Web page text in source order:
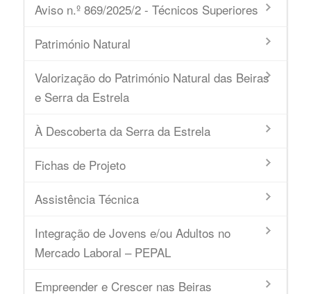
Aviso n.º 869/2025/2 - Técnicos Superiores
Património Natural
Valorização do Património Natural das Beiras
e Serra da Estrela
À Descoberta da Serra da Estrela
Fichas de Projeto
Assistência Técnica
Integração de Jovens e/ou Adultos no
Mercado Laboral – PEPAL
Empreender e Crescer nas Beiras